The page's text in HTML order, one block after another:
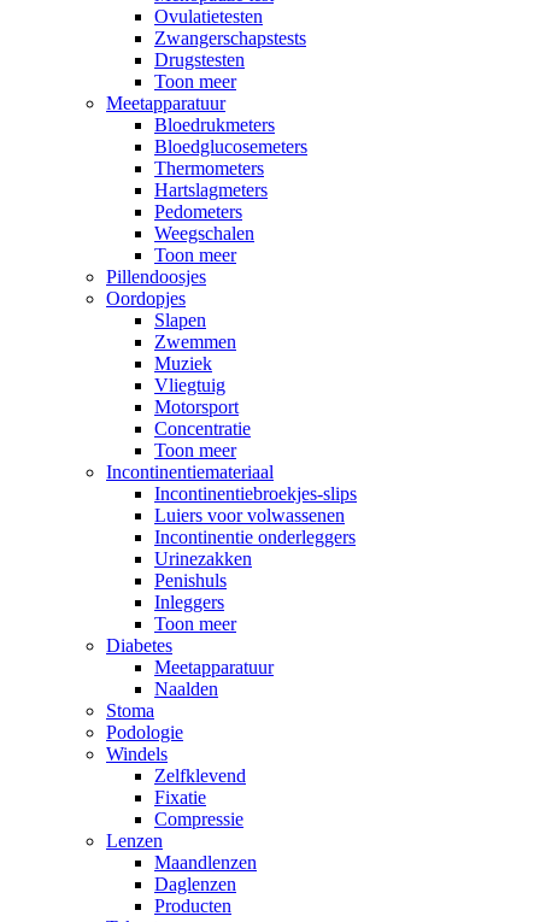
Ovulatietesten
Zwangerschapstests
Drugstesten
Toon meer
Meetapparatuur
Bloedrukmeters
Bloedglucosemeters
Thermometers
Hartslagmeters
Pedometers
Weegschalen
Toon meer
Pillendoosjes
Oordopjes
Slapen
Zwemmen
Muziek
Vliegtuig
Motorsport
Concentratie
Toon meer
Incontinentiemateriaal
Incontinentiebroekjes-slips
Luiers voor volwassenen
Incontinentie onderleggers
Urinezakken
Penishuls
Inleggers
Toon meer
Diabetes
Meetapparatuur
Naalden
Stoma
Podologie
Windels
Zelfklevend
Fixatie
Compressie
Lenzen
Maandlenzen
Daglenzen
Producten